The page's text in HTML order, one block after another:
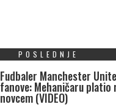
POSLEDNJE
Fudbaler Manchester
fanove: Mehaničaru platio
novcem (VIDEO)